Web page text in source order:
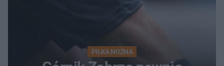
PIŁKA NOŻNA